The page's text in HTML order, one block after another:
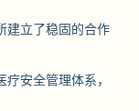
建立了稳固的合作
安全管理体系，